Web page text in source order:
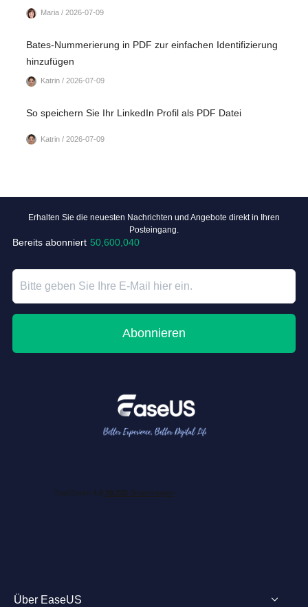
Maria / 2026-07-09
Bates-Nummerierung in PDF zur einfachen Identifizierung
hinzufügen
Katrin / 2026-07-09
So speichern Sie Ihr LinkedIn Profil als PDF Datei
Katrin / 2026-07-09
Erhalten Sie die neuesten Nachrichten und Angebote direkt in Ihren
Posteingang.
Bereits abonniert 50,600,040
Abonnieren
Über EaseUS